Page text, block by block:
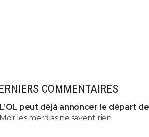
COMMENTAIRES
L’OL peut déjà annoncer le départ de
Fonseca
Mdr les merdias ne savent rien